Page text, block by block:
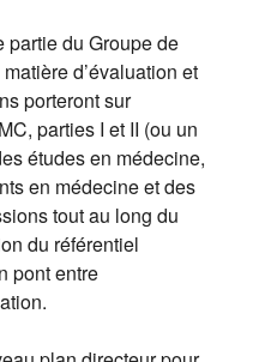
partie du Groupe de
d’évaluation et
porteront sur
parties I et II (ou un
études en médecine,
en médecine et des
tout au long du
du référentiel
pont entre